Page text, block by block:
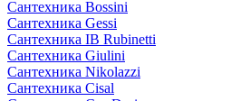
Сантехника Bossini
Сантехника Gessi
Сантехника IB Rubinetti
Сантехника Giulini
Сантехника Nikolazzi
Сантехника Cisal